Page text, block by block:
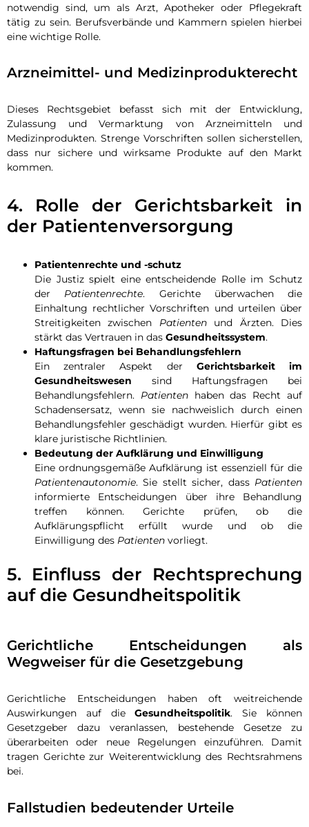
notwendig sind, um als Arzt, Apotheker oder Pflegekraft
tätig zu sein. Berufsverbände und Kammern spielen hierbei
eine wichtige Rolle.
Arzneimittel- und Medizinprodukterecht
Dieses Rechtsgebiet befasst sich mit der Entwicklung,
Zulassung und Vermarktung von Arzneimitteln und
Medizinprodukten. Strenge Vorschriften sollen sicherstellen,
dass nur sichere und wirksame Produkte auf den Markt
kommen.
4. Rolle der Gerichtsbarkeit in
der Patientenversorgung
Patientenrechte und -schutz
Die Justiz spielt eine entscheidende Rolle im Schutz
der Patientenrechte. Gerichte überwachen die
Einhaltung rechtlicher Vorschriften und urteilen über
Streitigkeiten zwischen Patienten und Ärzten. Dies
stärkt das Vertrauen in das Gesundheitssystem.
Haftungsfragen bei Behandlungsfehlern
Ein zentraler Aspekt der Gerichtsbarkeit im
Gesundheitswesen sind Haftungsfragen bei
Behandlungsfehlern. Patienten haben das Recht auf
Schadensersatz, wenn sie nachweislich durch einen
Behandlungsfehler geschädigt wurden. Hierfür gibt es
klare juristische Richtlinien.
Bedeutung der Aufklärung und Einwilligung
Eine ordnungsgemäße Aufklärung ist essenziell für die
Patientenautonomie. Sie stellt sicher, dass Patienten
informierte Entscheidungen über ihre Behandlung
treffen können. Gerichte prüfen, ob die
Aufklärungspflicht erfüllt wurde und ob die
Einwilligung des Patienten vorliegt.
5. Einfluss der Rechtsprechung
auf die Gesundheitspolitik
Gerichtliche Entscheidungen als
Wegweiser für die Gesetzgebung
Gerichtliche Entscheidungen haben oft weitreichende
Auswirkungen auf dieGesundheitspolitik. Sie können
Gesetzgeber dazu veranlassen, bestehende Gesetze zu
überarbeiten oder neue Regelungen einzuführen. Damit
tragen Gerichte zur Weiterentwicklung des Rechtsrahmens
bei.
Fallstudien bedeutender Urteile